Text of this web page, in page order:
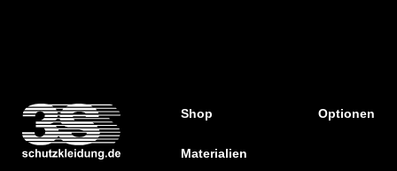
Shop Optionen
Materialien